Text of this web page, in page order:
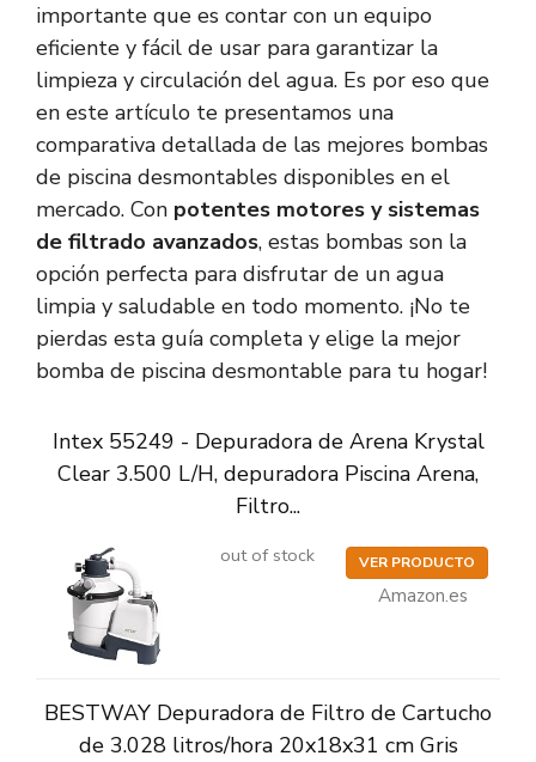
importante que es contar con un equipo
eficiente y fácil de usar para garantizar la
limpieza y circulación del agua. Es por eso que
en este artículo te presentamos una
comparativa detallada de las mejores bombas
de piscina desmontables disponibles en el
mercado. Con potentes motores y sistemas
de filtrado avanzados, estas bombas son la
opción perfecta para disfrutar de un agua
limpia y saludable en todo momento. ¡No te
pierdas esta guía completa y elige la mejor
bomba de piscina desmontable para tu hogar!
Intex 55249 - Depuradora de Arena Krystal
Clear 3.500 L/H, depuradora Piscina Arena,
Filtro...
out of stock VER PRODUCTO
Amazon.es
BESTWAY Depuradora de Filtro de Cartucho
de 3.028 litros/hora 20x18x31 cm Gris